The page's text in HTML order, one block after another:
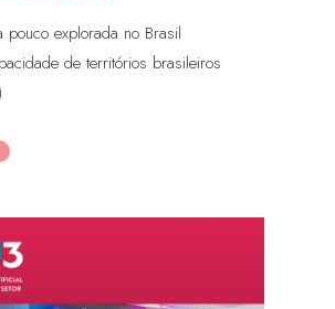
pouco explorada no Brasil
de territórios brasileiros